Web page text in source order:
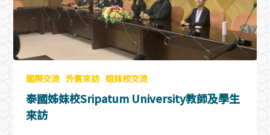
國際交流 外賓來訪 姐妹校交流
泰國姊妹校Sripatum University教師及學生
來訪